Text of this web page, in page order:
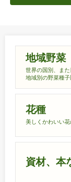
地域野菜
世界の国別、ま
地域別の野菜種
花種
美しくかわいい
資材、本